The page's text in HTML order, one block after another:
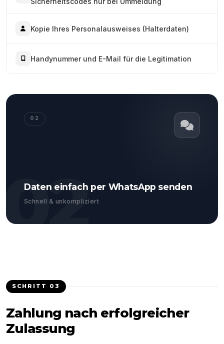
Kopie Ihres Personalausweises (Halterdaten)
Handynummer und E-Mail für die Legitimation
02
02
Daten einfach per WhatsApp senden
Schnell & unkompliziert
SCHRITT 03
Zahlung nach erfolgreicher
Zulassung